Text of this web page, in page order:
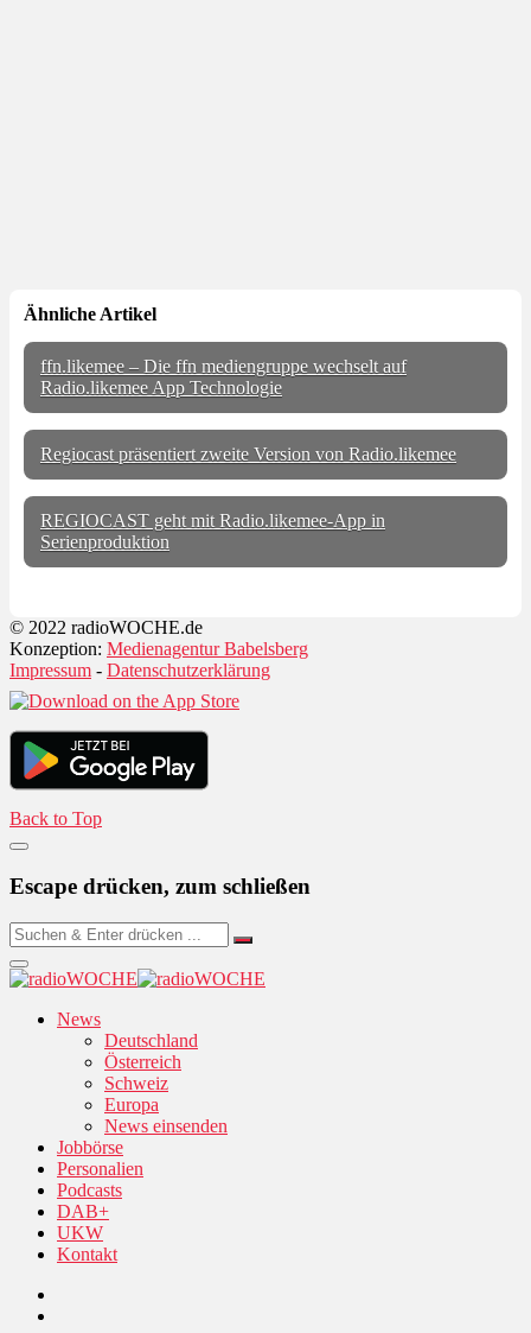
Ähnliche Artikel
ffn.likemee – Die ffn mediengruppe wechselt auf
Radio.likemee App Technologie
Regiocast präsentiert zweite Version von Radio.likemee
REGIOCAST geht mit Radio.likemee-App in
Serienproduktion
© 2022 radioWOCHE.de
Konzeption: Medienagentur Babelsberg
Impressum - Datenschutzerklärung
Back to Top
Escape drücken, zum schließen
News
Deutschland
Österreich
Schweiz
Europa
News einsenden
Jobbörse
Personalien
Podcasts
DAB+
UKW
Kontakt